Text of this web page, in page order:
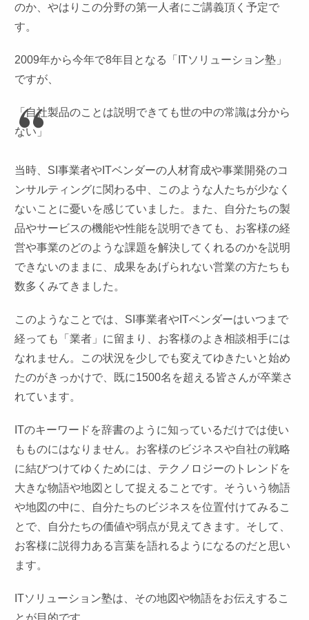
のか、やはりこの分野の第一人者にご講義頂く予定で
す。
2009年から今年で8年目となる「ITソリューション塾」
ですが、
「自社製品のことは説明できても世の中の常識は分から
ない」
当時、SI事業者やITベンダーの人材育成や事業開発のコ
ンサルティングに関わる中、このような人たちが少なく
ないことに憂いを感じていました。また、自分たちの製
品やサービスの機能や性能を説明できても、お客様の経
営や事業のどのような課題を解決してくれるのかを説明
できないのままに、成果をあげられない営業の方たちも
数多くみてきました。
このようなことでは、SI事業者やITベンダーはいつまで
経っても「業者」に留まり、お客様のよき相談相手には
なれません。この状況を少しでも変えてゆきたいと始め
たのがきっかけで、既に1500名を超える皆さんが卒業さ
れています。
ITのキーワードを辞書のように知っているだけでは使い
もものにはなりません。お客様のビジネスや自社の戦略
に結びつけてゆくためには、テクノロジーのトレンドを
大きな物語や地図として捉えることです。そういう物語
や地図の中に、自分たちのビジネスを位置付けてみるこ
とで、自分たちの価値や弱点が見えてきます。そして、
お客様に説得力ある言葉を語れるようになるのだと思い
ます。
ITソリューション塾は、その地図や物語をお伝えするこ
とが目的です。